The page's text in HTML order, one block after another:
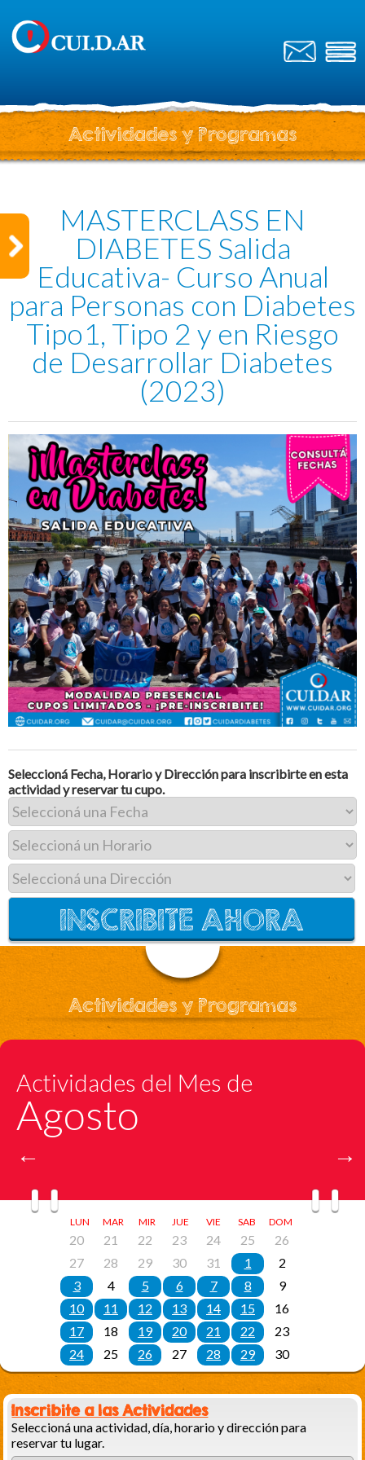
Actividades y Programas
MASTERCLASS EN
DIABETES Salida
Educativa- Curso Anual
para Personas con Diabetes
Tipo1, Tipo 2 y en Riesgo
de Desarrollar Diabetes
(2023)
Seleccioná Fecha, Horario y Dirección para inscribirte en esta
actividad y reservar tu cupo.
Actividades y Programas
Inscribite a las Actividades
Seleccioná una actividad, día, horario y dirección para
reservar tu lugar.